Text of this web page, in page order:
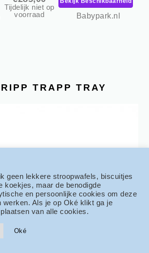
Tijdelijk niet op
voorraad
Babypark.nl
TRAPP TRAY
geen lekkere stroopwafels, biscuitjes
koekjes, maar de benodigde
en persoonlijke cookies om deze
werken. Als je op Oké klikt ga je
van alle cookies.
Oké